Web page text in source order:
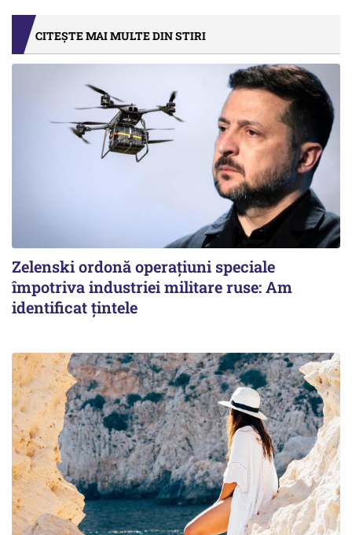
CITEȘTE MAI MULTE DIN STIRI
Zelenski ordonă operațiuni speciale
împotriva industriei militare ruse: Am
identificat țintele